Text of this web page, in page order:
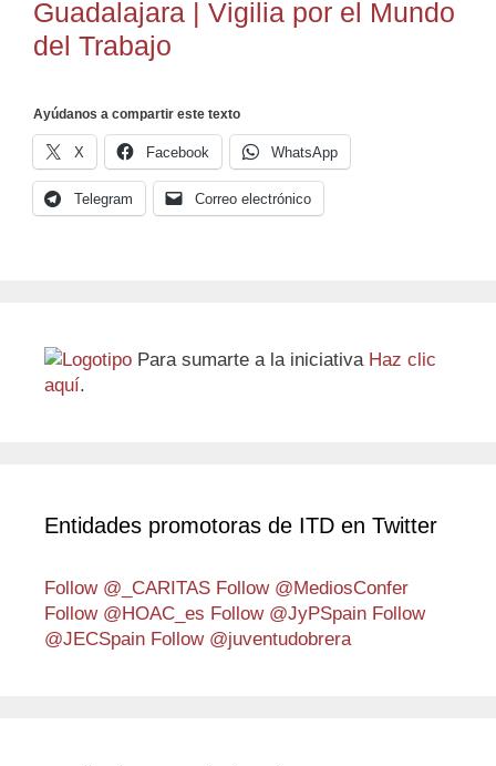
Guadalajara | Vigilia por el Mundo
del Trabajo
Ayúdanos a compartir este texto
X Facebook WhatsApp
Telegram Correo electrónico
Para sumarte a la iniciativa Haz clic
aquí.
Entidades promotoras de ITD en Twitter
Follow @_CARITAS Follow @MediosConfer
Follow @HOAC_es Follow @JyPSpain Follow
@JECSpain Follow @juventudobrera